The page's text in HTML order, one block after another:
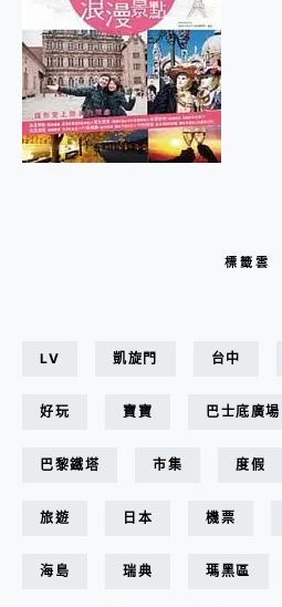
標籤雲
LV 凱旋門 台中
好玩 寶寶 巴士底廣場
巴黎鐵塔 市集 度假
旅遊 日本 機票
海島 瑞典 瑪黑區